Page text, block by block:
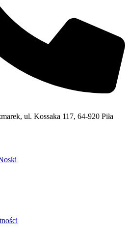
ul. Kossaka 117, 64-920 Piła